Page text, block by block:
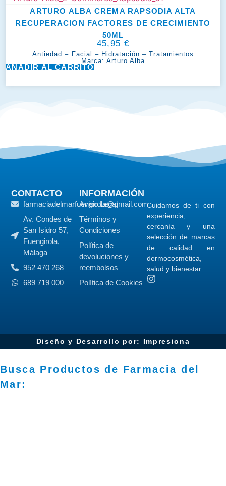
ARTURO ALBA CREMA RAPSODIA ALTA
RECUPERACION FACTORES DE CRECIMIENTO
50ML
45,95 €
Antiedad – Facial – Hidratación –Tratamientos
Marca:Arturo Alba
AÑADIR AL CARRITO
Cuidamos de ti con
experiencia,
cercanía y una
selección de marcas
de calidad en
dermocosmética,
salud y bienestar.
CONTACTO
farmaciadelmarfuengirola@gmail.com
Av. Condes de
San Isidro 57,
Fuengirola,
Málaga
952 470 268
689 719 000
INFORMACIÓN
Aviso Legal
Términos y
Condiciones
Política de
devoluciones y
reembolsos
Política de Cookies
Diseño y Desarrollo por: Impresiona​
Busca Productos de Farmacia del
Mar: